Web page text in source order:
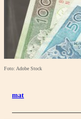
Foto: Adobe Stock
mat